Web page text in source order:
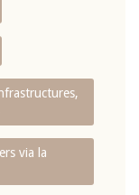
via la